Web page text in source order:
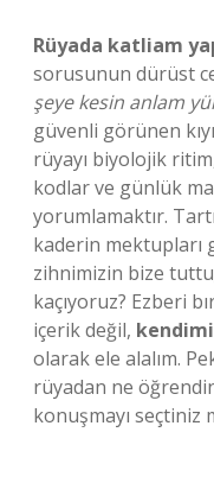
Rüyada katliam
sorusunun dürüst
şeye kesin anlam
güvenli görünen
rüyayı biyolojik
kodlar ve günlük
yorumlamaktır.
kaderin mektupları
zihnimizin bize
kaçıyoruz? Ezberi
içerik değil,
olarak ele alalım.
rüyadan ne
konuşmayı seçtiniz